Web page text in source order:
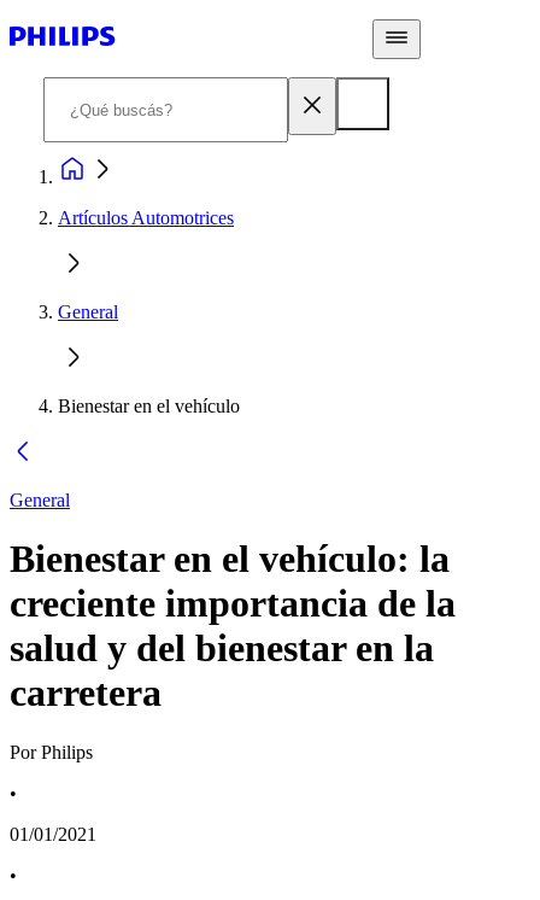
Artículos Automotrices
General
Bienestar en el vehículo
General
Bienestar en el vehículo: la
creciente importancia de la
salud y del bienestar en la
carretera
Por Philips
•
01/01/2021
•